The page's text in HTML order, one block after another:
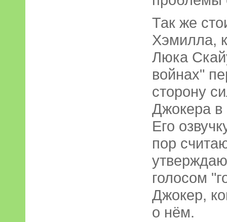
Так же
Хэмилла,
Люка
войнах"
сторону
Джокера в
Его
пор
голосом
Джокер,
о нём.